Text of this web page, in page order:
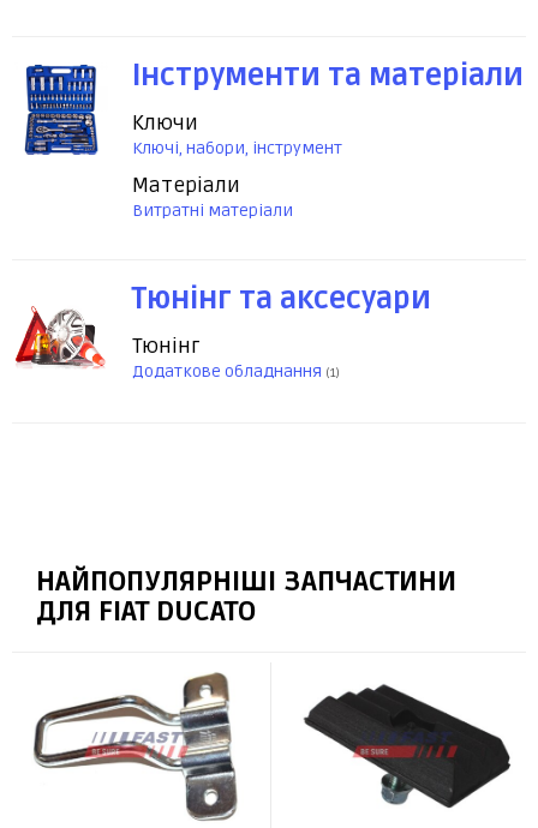
Інструменти та матеріали
Ключи
Ключі, набори, інструмент
Матеріали
Витратні матеріали
Тюнінг та аксесуари
Тюнінг
Додаткове обладнання (1)
НАЙПОПУЛЯРНІШІ ЗАПЧАСТИНИ
ДЛЯ FIAT DUCATO